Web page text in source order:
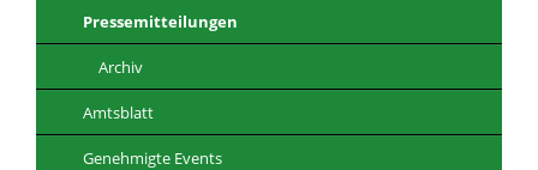
Pressemitteilungen
Archiv
Amtsblatt
Genehmigte Events